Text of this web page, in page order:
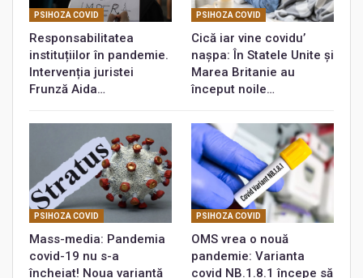
PSIHOZA COVID
Responsabilitatea
instituțiilor în pandemie.
Intervenția juristei
Frunză Aida…
PSIHOZA COVID
Cică iar vine covidu’
nașpa: În Statele Unite și
Marea Britanie au
început noile…
PSIHOZA COVID
Mass-media: Pandemia
covid-19 nu s-a
încheiat! Noua variantă
PSIHOZA COVID
OMS vrea o nouă
pandemie: Varianta
covid NB.1.8.1 începe să